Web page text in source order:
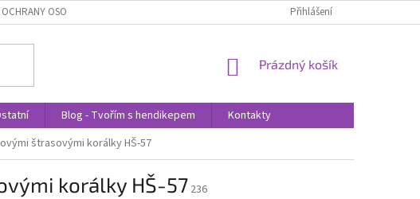
OSOBNÍCH ÚDAJŮ Přihlášení
NÁKUPNÍ
Prázdný košík
Blog - Tvořím s hendikepem
Kontakty
štrasovými korálky HŠ-57
korálky HŠ-57 236